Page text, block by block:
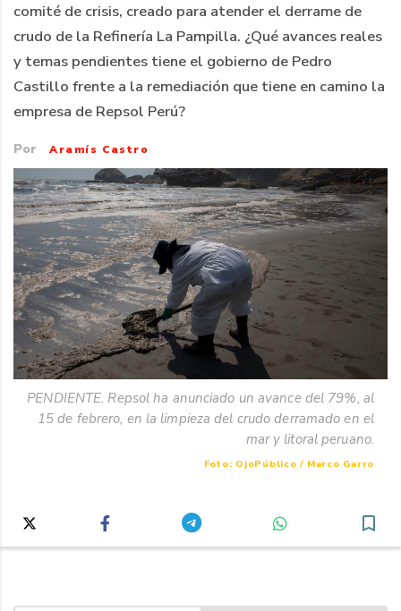
comité de crisis, creado para atender el derrame de
crudo de la Refinería La Pampilla. ¿Qué avances reales
y temas pendientes tiene el gobierno de Pedro
Castillo frente a la remediación que tiene en camino la
empresa de Repsol Perú?
Por Aramís Castro
PENDIENTE. Repsol ha anunciado un avance del 79%, al
15 de febrero, en la limpieza del crudo derramado en el
mar y litoral peruano.
Foto: OjoPúblico / Marco Garro